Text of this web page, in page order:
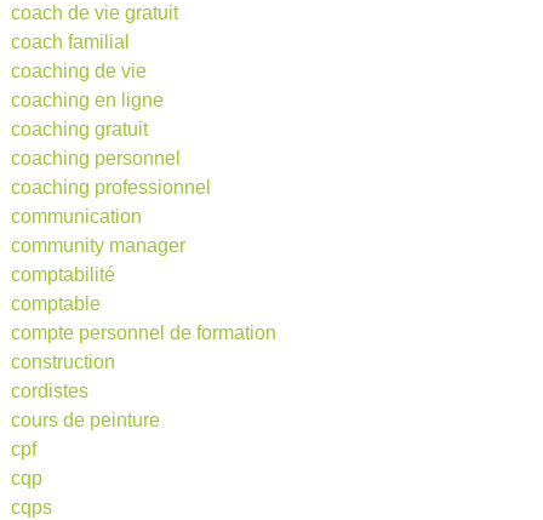
coach de vie gratuit
coach familial
coaching de vie
coaching en ligne
coaching gratuit
coaching personnel
coaching professionnel
communication
community manager
comptabilité
comptable
compte personnel de formation
construction
cordistes
cours de peinture
cpf
cqp
cqps